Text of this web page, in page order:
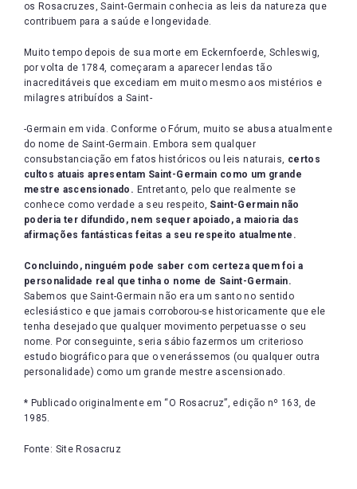
os Rosacruzes, Saint-Germain conhecia as leis da natureza que
contribuem para a saúde e longevidade.
Muito tempo depois de sua morte em Eckernfoerde, Schleswig,
por volta de 1784, começaram a aparecer lendas tão
inacreditáveis que excediam em muito mesmo aos mistérios e
milagres atribuídos a Saint-
-Germain em vida. Conforme o Fórum, muito se abusa atualmente
do nome de Saint-Germain. Embora sem qualquer
consubstanciação em fatos históricos ou leis naturais, certos
cultos atuais apresentam Saint-Germain como um grande
mestre ascensionado. Entretanto, pelo que realmente se
conhece como verdade a seu respeito, Saint-Germain não
poderia ter difundido, nem sequer apoiado, a maioria das
afirmações fantásticas feitas a seu respeito atualmente.
Concluindo, ninguém pode saber com certeza quem foi a
personalidade real que tinha o nome de Saint-Germain.
Sabemos que Saint-Germain não era um santo no sentido
eclesiástico e que jamais corroborou-se historicamente que ele
tenha desejado que qualquer movimento perpetuasse o seu
nome. Por conseguinte, seria sábio fazermos um criterioso
estudo biográfico para que o venerássemos (ou qualquer outra
personalidade) como um grande mestre ascensionado.
* Publicado originalmente em “O Rosacruz”, edição nº 163, de
1985.
Fonte: Site Rosacruz